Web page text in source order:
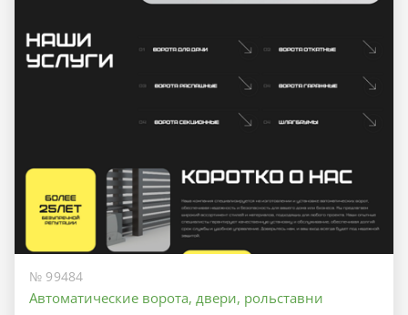
№ 99484
Автоматические ворота, двери, рольставни